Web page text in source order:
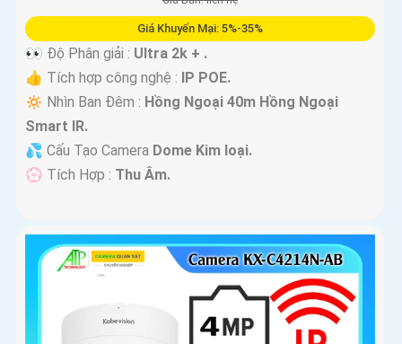
Giá Khuyến Mại: 5%-35%
️
👀 Độ Phân giải : Ultra 2k + .
👍 Tích hợp công nghệ : IP POE.
🔅 Nhìn Ban Đêm : Hồng Ngoại 40m Hồng Ngoại
Smart IR.
💦 Cấu Tạo Camera Dome Kim loại.
️💮 Tích Hợp : Thu Âm.